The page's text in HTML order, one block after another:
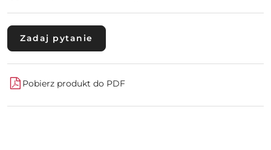
Zadaj pytanie
Pobierz produkt do PDF